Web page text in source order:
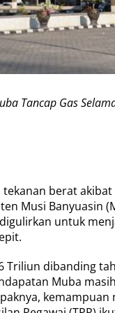
Tancap Gas
tekanan berat
Musi Banyuasin
untuk
Triliun dibanding
Muba
kemampuan